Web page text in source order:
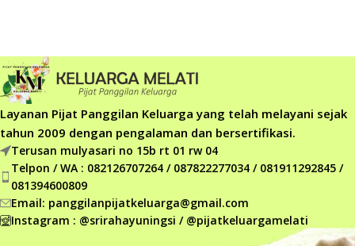
Layanan Pijat Panggilan Keluarga yang telah melayani sejak
tahun 2009 dengan pengalaman dan bersertifikasi.
Terusan mulyasari no 15b rt 01 rw 04
Telpon / WA : 082126707264 / 087822277034 / 081911292845 /
081394600809
Email: panggilanpijatkeluarga@gmail.com
Instagram : @srirahayuningsi / @pijatkeluargamelati